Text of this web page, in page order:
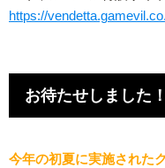
https://
お待たせしました
今年の初夏に実施された